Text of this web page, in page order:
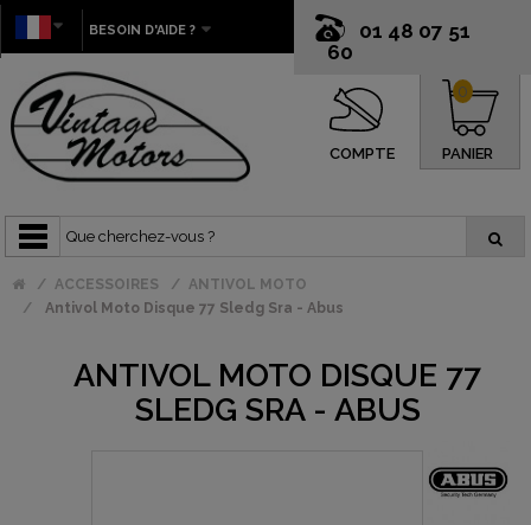
01 48 07 51
60
BESOIN D'AIDE ?
COMPTE PANIER
0
ACCESSOIRES
ANTIVOL MOTO
Antivol Moto Disque 77 Sledg Sra - Abus
ANTIVOL MOTO DISQUE 77
SLEDG SRA - ABUS